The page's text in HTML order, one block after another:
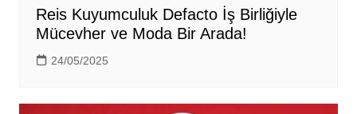
Reis Kuyumculuk Defacto İş Birliğiyle
Mücevher ve Moda Bir Arada!
24/05/2025